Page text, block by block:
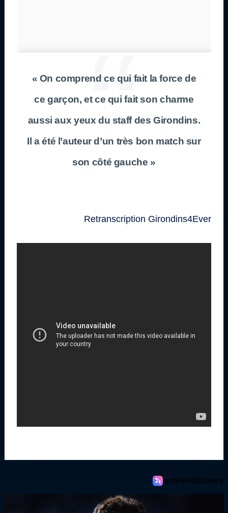
« On comprend ce qui fait la force de
ce garçon, et ce qui fait son charme
aussi aux yeux du staff des Girondins.
Il a été l’auteur d’un très bon match sur
son côté gauche »
Retranscription Girondins4Ever